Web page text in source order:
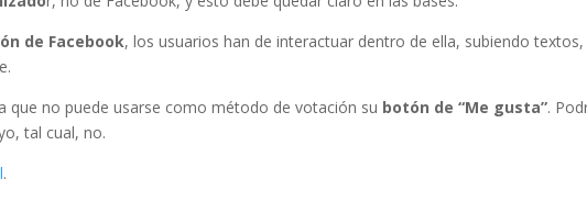
de Facebook, los usuarios han de interactuar dentro de ella, subiendo textos,
que no puede usarse como método de votación su botón de “Me gusta”.
tal cual, no.
.